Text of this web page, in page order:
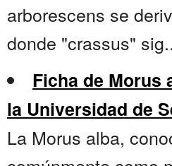
arborescens se
donde "crassus"
Ficha de Morus
la Universidad de
La Morus alba,